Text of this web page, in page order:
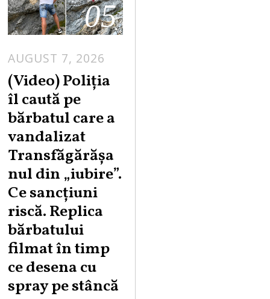
05
AUGUST 7, 2026
U
G
S
7
,
(Video) Poliția
îl caută pe
bărbatul care a
vandalizat
Transfăgărășa
nul din „iubire”.
Ce sancțiuni
riscă. Replica
bărbatului
filmat în timp
ce desena cu
spray pe stâncă